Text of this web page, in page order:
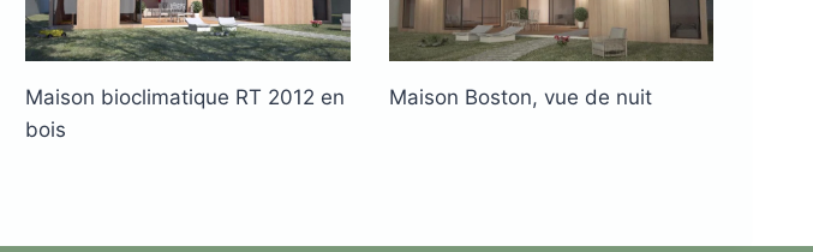
Maison bioclimatique RT 2012 en
bois
Maison Boston, vue de nuit